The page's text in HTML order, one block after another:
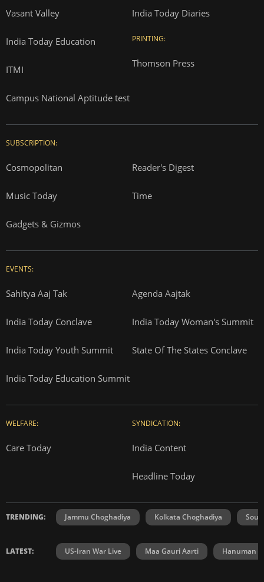
Vasant Valley
India Today Education
ITMI
Campus National Aptitude test
India Today Diaries
PRINTING:
Thomson Press
SUBSCRIPTION:
Cosmopolitan Reader's Digest
Music Today Time
Gadgets & Gizmos
EVENTS:
Sahitya Aaj Tak Agenda Aajtak
India Today Conclave India Today Woman's Summit
India Today Youth Summit State Of The States Conclave
India Today Education Summit
WELFARE:
Care Today
SYNDICATION:
India Content
Headline Today
TRENDING: Jammu Choghadiya Kolkata Choghadiya
LATEST: US-Iran War Live Maa Gauri Aarti Hanuman